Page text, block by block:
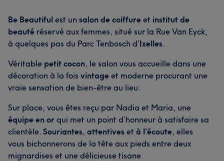
Be Beautiful est un salon de coiffure et institut de
beauté réservé aux femmes, situé sur la Rue Van Eyck,
à quelques pas du Parc Tenbosch d’Ixelles.
Véritable petit cocon, le salon vous accueille dans une
décoration à la fois vintage et moderne procurant une
vraie sensation de bien-être au lieu.
Sur place, vous êtes reçu par Nadia et Maria, une
équipe en or qui met un point d’honneur à satisfaire sa
clientèle. Souriantes, attentives et à l’écoute, elles
vous bichonnerons de la tête aux pieds entre deux
mignardises et une délicieuse tisane.